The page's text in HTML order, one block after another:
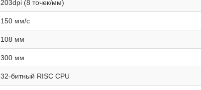
203dpi (8 точек/мм)
150 мм/с
108 мм
300 мм
32-битный RISC CPU